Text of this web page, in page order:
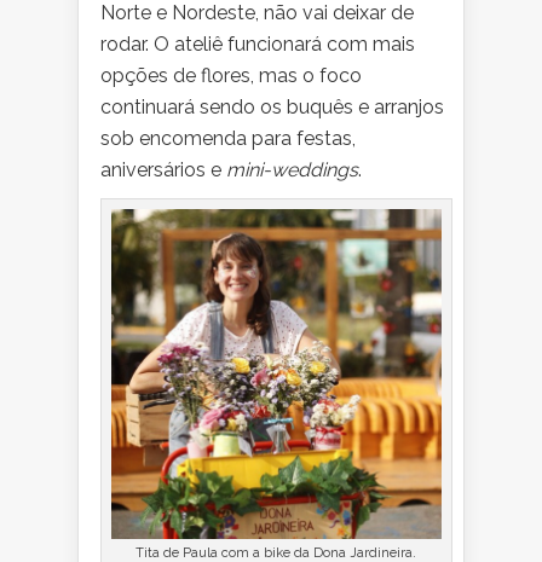
Norte e Nordeste, não vai deixar de
rodar. O ateliê funcionará com mais
opções de flores, mas o foco
continuará sendo os buquês e arranjos
sob encomenda para festas,
aniversários e mini-weddings.
Tita de Paula com a bike da Dona Jardineira.